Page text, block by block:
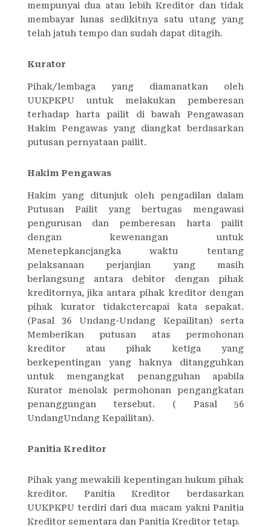
mempunyai dua atau lebih Kreditor dan tidak
membayar lunas sedikitnya satu utang yang
telah jatuh tempo dan sudah dapat ditagih.
Kurator
Pihak/lembaga yang diamanatkan oleh
UUKPKPU untuk melakukan pemberesan
terhadap harta pailit di bawah Pengawasan
Hakim Pengawas yang diangkat berdasarkan
putusan pernyataan pailit.
Hakim Pengawas
Hakim yang ditunjuk oleh pengadilan dalam
Putusan Pailit yang bertugas mengawasi
pengurusan dan pemberesan harta pailit
dengan kewenangan untuk
Menetepkancjangka waktu tentang
pelaksanaan perjanjian yang masih
berlangsung antara debitor dengan pihak
kreditornya, jika antara pihak kreditor dengan
pihak kurator tidakctercapai kata sepakat.
(Pasal 36 Undang-Undang Kepailitan) serta
Memberikan putusan atas permohonan
kreditor atau pihak ketiga yang
berkepentingan yang haknya ditangguhkan
untuk mengangkat penangguhan apabila
Kurator menolak permohonan pengangkatan
penanggungan tersebut. ( Pasal 56
UndangUndang Kepailitan).
Panitia Kreditor
Pihak yang mewakili kepentingan hukum pihak
kreditor. Panitia Kreditor berdasarkan
UUKPKPU terdiri dari dua macam yakni Panitia
Kreditor sementara dan Panitia Kreditor tetap.